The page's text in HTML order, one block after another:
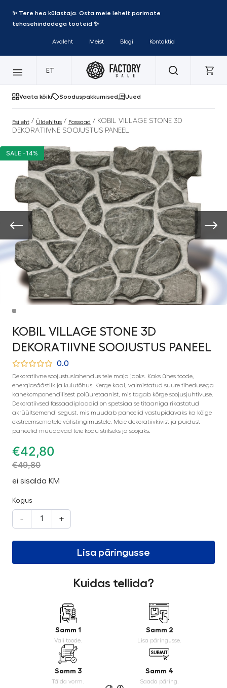
✨ Tere hea külastaja. Osta meie lehelt parimate
tehasehindadega tooteid ✨
Avaleht Meist Blogi Kontaktid
ET
Vaata kõiki Sooduspakkumised Uued
Esileht / Üldehitus / Fassaad / KOBIL VILLAGE STONE 3D
DEKORATIIVNE SOOJUSTUS PANEEL
SALE -14%
KOBIL VILLAGE STONE 3D
DEKORATIIVNE SOOJUSTUS PANEEL
0.0
Dekoratiivne soojustuslahendus teie maja jaoks. Kaks ühes toode,
energiasäästlik ja kulutõhus. Kerge kaal, valmistatud suure tihedusega
kahekomponendilisest polüuretaanist, mis tagab kõrge soojusjuhtivuse.
Dekoratiivsed fassaadiplaadid on spetsiaalse titaaniga rikastatud
akrüültsemendi segust, mis muudab paneelid vastupidavaks ka kõige
ekstreemsematele välistingimustele. Meie dekoratiivkivist ja puidust
paneelid muudavad teie kodu stiilseks ja soojaks.
€42,80
€49,80
ei sisalda KM
Kogus
- +
Lisa päringusse
Kuidas tellida?
Samm 1
Vali toode.
Samm 2
Lisa päringusse.
Samm 3
Täida vorm.
Samm 4
Saada päring.